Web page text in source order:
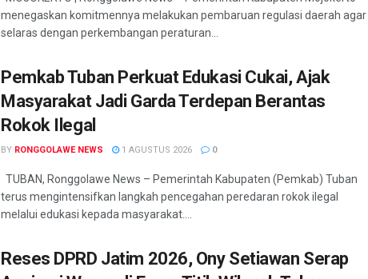
menegaskan komitmennya melakukan pembaruan regulasi daerah agar
selaras dengan perkembangan peraturan...
Pemkab Tuban Perkuat Edukasi Cukai, Ajak
Masyarakat Jadi Garda Terdepan Berantas
Rokok Ilegal
BY RONGGOLAWE NEWS 1 AGUSTUS 2026 0
TUBAN, Ronggolawe News – Pemerintah Kabupaten (Pemkab) Tuban
terus mengintensifkan langkah pencegahan peredaran rokok ilegal
melalui edukasi kepada masyarakat....
Reses DPRD Jatim 2026, Ony Setiawan Serap